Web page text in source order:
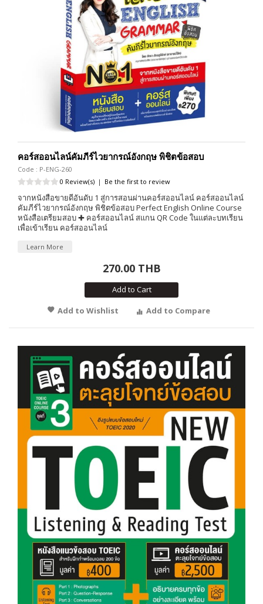
คอร์สออนไลน์คัมภีร์ไวยากรณ์อังกฤษ พิชิตข้อสอบ
Code : P-ENG-260
0 Review(s) | Be the first to review
จากหนังสือขายดีอันดับ 1 สู่การสอนผ่านคอร์สออนไลน์ คอร์สออนไลน์
คัมภีร์ไวยากรณ์อังกฤษ พิชิตข้อสอบ Perfect English Online Course
หนังสือเตรียมสอบ ✚ คอร์สออนไลน์ สแกน QR Code ในแต่ละบทเรียน
เพื่อเข้าเรียน คอร์สออนไลน์
Learn More
270.00 THB
Add to Cart
Add to Wishlist
Add to Compare